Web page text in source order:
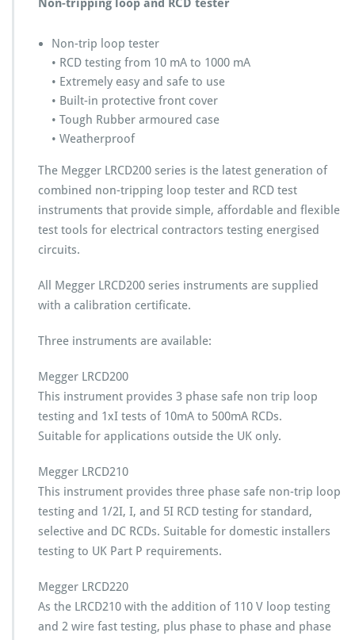
Non-tripping loop and RCD tester
Non-trip loop tester
• RCD testing from 10 mA to 1000 mA
• Extremely easy and safe to use
• Built-in protective front cover
• Tough Rubber armoured case
• Weatherproof
The Megger LRCD200 series is the latest generation of
combined non-tripping loop tester and RCD test
instruments that provide simple, affordable and flexible
test tools for electrical contractors testing energised
circuits.
All Megger LRCD200 series instruments are supplied
with a calibration certificate.
Three instruments are available:
Megger LRCD200
This instrument provides 3 phase safe non trip loop
testing and 1xI tests of 10mA to 500mA RCDs.
Suitable for applications outside the UK only.
Megger LRCD210
This instrument provides three phase safe non-trip loop
testing and 1/2I, I, and 5I RCD testing for standard,
selective and DC RCDs. Suitable for domestic installers
testing to UK Part P requirements.
Megger LRCD220
As the LRCD210 with the addition of 110 V loop testing
and 2 wire fast testing, plus phase to phase and phase